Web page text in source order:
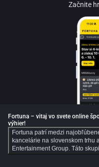
Začnite
Fortuna – vitaj vo svete online
výhier!
Fortuna patrí medzi
kancelárie na slovenskom trhu
Entertainment Group. Táto
stávkovania v strednej Európe